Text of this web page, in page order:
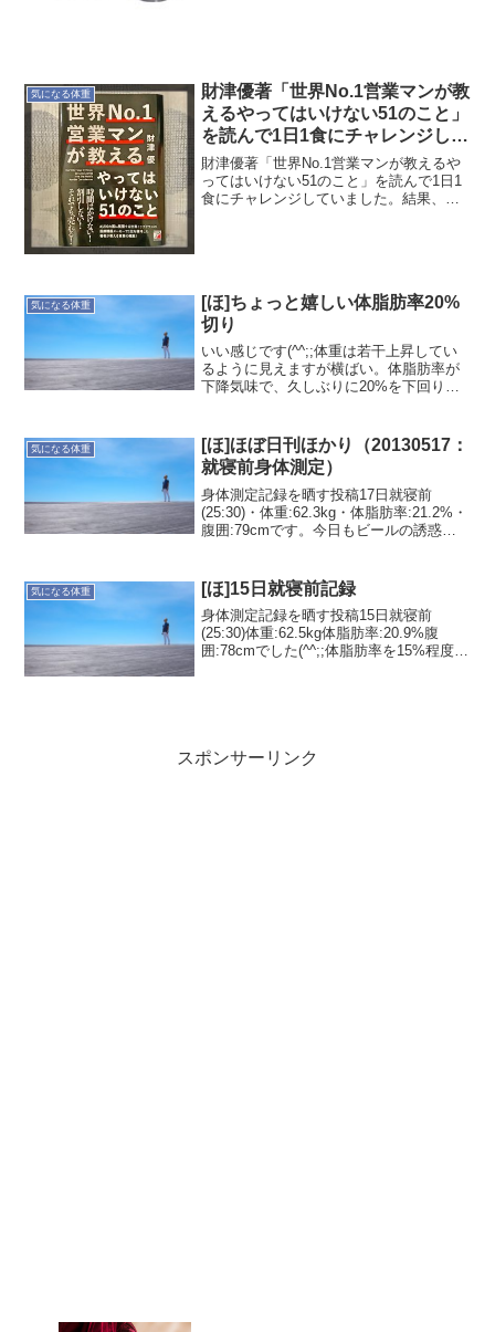
気になる体重
財津優著「世界No.1営業マンが教
えるやってはいけない51のこと」
を読んで1日1食にチャレンジして
いた結果、1日2食に戻りました
【1日1食チャレンジ】
財津優著「世界No.1営業マンが教えるや
ってはいけない51のこと」を読んで1日1
食にチャレンジしていました。結果、今
気になる体重
[ほ]ちょっと嬉しい体脂肪率20%
切り
いい感じです(^^;;体重は若干上昇してい
るように見えますが横ばい。体脂肪率が
下降気味で、久しぶりに20%を下回りま
少の食事コントロールが良かったのかも
しれませ...
気になる体重
[ほ]ほぼ日刊ほかり（20130517：
就寝前身体測定）
身体測定記録を晒す投稿17日就寝前
(25:30)・体重:62.3kg・体脂肪率:21.2%・
腹囲:79cmです。今日もビールの誘惑に
後に計測したので体脂肪率は20%...
気になる体重 [ほ]15日就寝前記録
身体測定記録を晒す投稿15日就寝前
(25:30)体重:62.5kg体脂肪率:20.9%腹
囲:78cmでした(^^;;体脂肪率を15%程度に
スポンサーリンク